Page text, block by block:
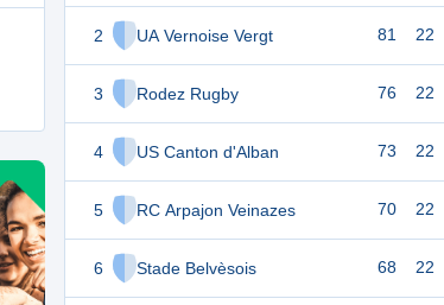
2 UA Vernoise Vergt
3 Rodez Rugby
4 US Canton d'Alban
5 RC Arpajon Veinazes
6 Stade Belvèsois
81 22
76 22
73 22
70 22
68 22